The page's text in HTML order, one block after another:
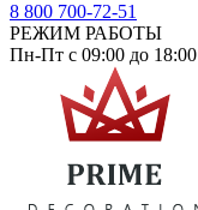
8 800 700-72-51
РЕЖИМ РАБОТЫ
Пн-Пт с 09:00 до 18:00